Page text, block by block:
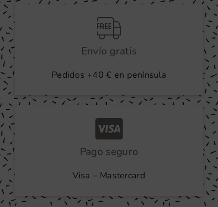
Envío gratis
Pedidos +40 € en península
Pago seguro
Visa – Mastercard